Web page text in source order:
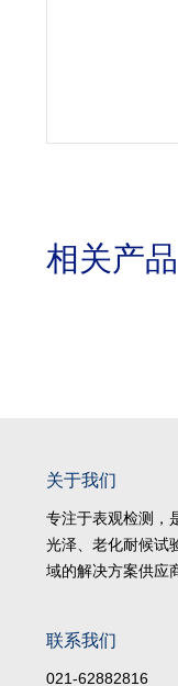
相关产品
关于我们
专注于表观检测，
光泽、老化耐候试
域的解决方案供应
联系我们
021-62882816